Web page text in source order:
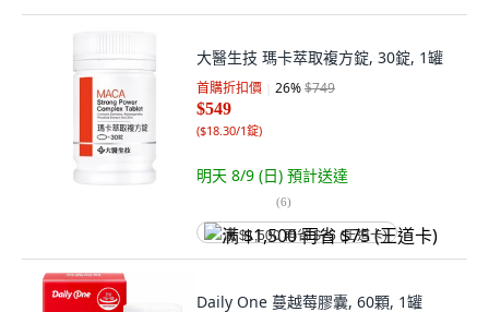
大醫生技 瑪卡萃取複方錠, 30錠, 1罐
首購折扣價 26%$749
$549
($18.30/1錠)
明天 8/9 (日) 預計送達
(6)
满 $1,500 再省 $75 (王道卡)
Daily One 蔓越莓膠囊, 60顆, 1罐